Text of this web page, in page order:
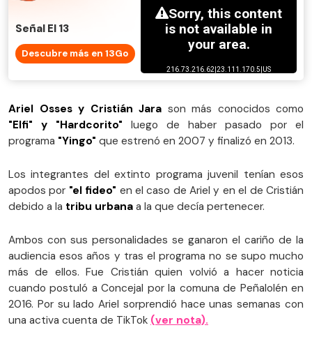
Señal El 13
Descubre más en 13Go
Ariel Osses y Cristián Jara son más conocidos como
"Elfi" y "Hardcorito" luego de haber pasado por el
programa "Yingo" que estrenó en 2007 y finalizó en 2013.
Los integrantes del extinto programa juvenil tenían esos
apodos por "el fideo" en el caso de Ariel y en el de Cristián
debido a la tribu urbana a la que decía pertenecer.
Ambos con sus personalidades se ganaron el cariño de la
audiencia esos años y tras el programa no se supo mucho
más de ellos. Fue Cristián quien volvió a hacer noticia
cuando postuló a Concejal por la comuna de Peñalolén en
2016. Por su lado Ariel sorprendió hace unas semanas con
una activa cuenta de TikTok (ver nota).